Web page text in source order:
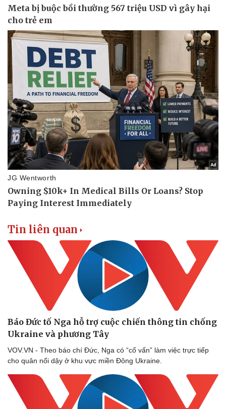
Pháp luật
Vụ án
Tin nóng
Tư vấn luật
Quân sự - Quốc phòng
Việt Nam
Tin liên quan
Báo Đức tố Nga hỗ trợ cuộc chiến thông tin chống
Ukraine và phương Tây
VOV.VN - Theo báo chí Đức, Nga có “cố vấn” làm việc trực tiếp
cho quân nổi dậy ở khu vực miền Đông Ukraine.